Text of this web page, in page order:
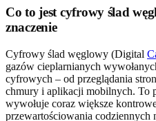
Co to jest cyfrowy ślad
znaczenie
Cyfrowy ślad węglowy (Digital
gazów cieplarnianych
cyfrowych – od przeglądania
chmury i aplikacji mobilnych. To
wywołuje coraz większe
przewartościowania